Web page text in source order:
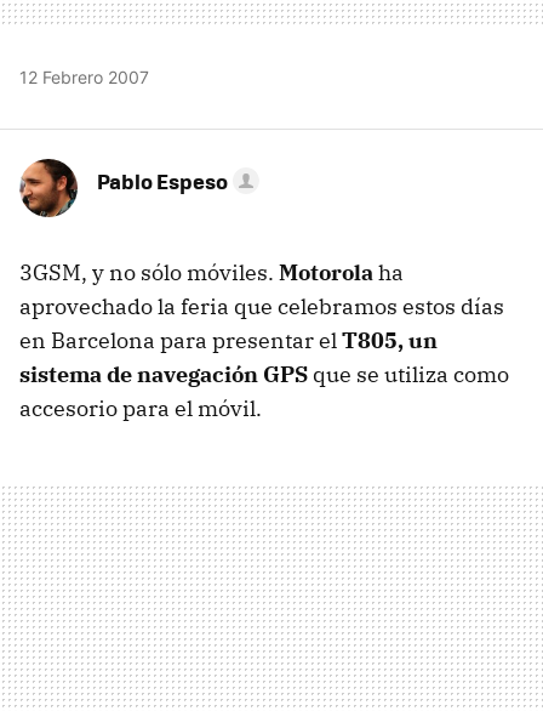
12 Febrero 2007
Pablo Espeso
3GSM, y no sólo móviles. Motorolaha
aprovechado la feria que celebramos estos días
en Barcelona para presentar elT805, un
sistema de navegación GPS que se utiliza como
accesorio para el móvil.